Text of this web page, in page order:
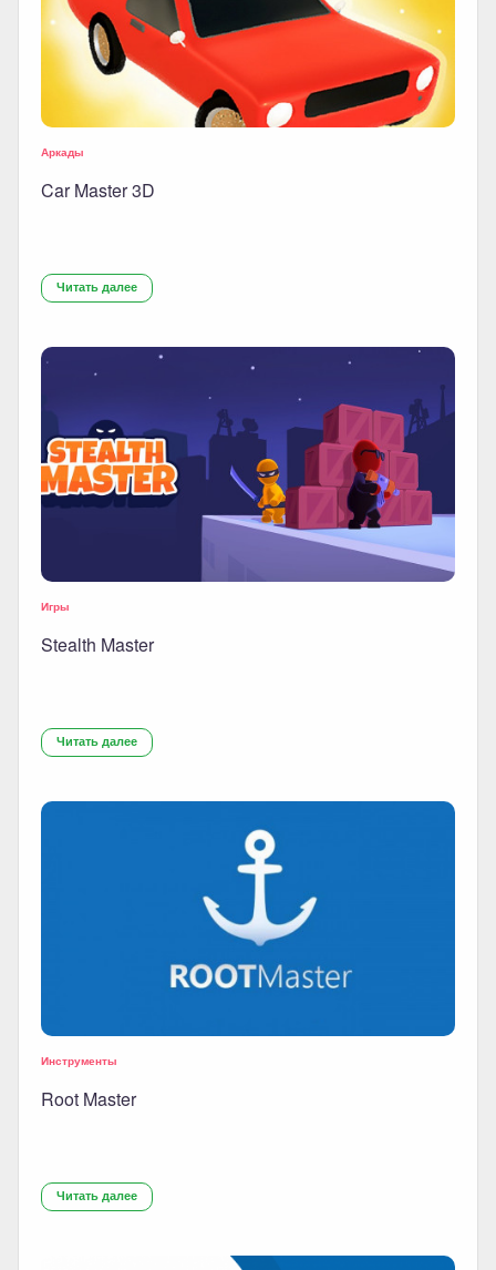
Аркады
Car Master 3D
Читать далее
Игры
Stealth Master
Читать далее
Инструменты
Root Master
Читать далее